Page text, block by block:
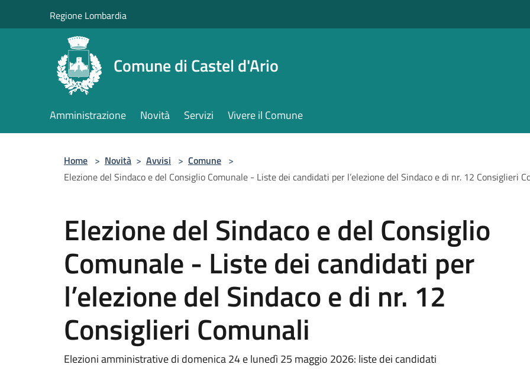
Regione Lombardia
Comune di Castel d'Ario
Amministrazione Novità Servizi Vivere il Comune
Home > Novità > Avvisi > Comune >
Elezione del Sindaco e del Consiglio Comunale - Liste dei candidati per l’elezione del Sindaco e di nr. 12 Consiglieri
Elezione del Sindaco e del Consiglio
Comunale - Liste dei candidati per
l’elezione del Sindaco e di nr. 12
Consiglieri Comunali
Elezioni amministrative di domenica 24 e lunedì 25 maggio 2026: liste dei candidati